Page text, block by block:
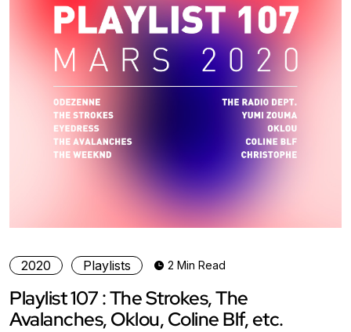
2020 Playlists 2 Min Read
Playlist 107 : The Strokes, The
Avalanches, Oklou, Coline Blf, etc.